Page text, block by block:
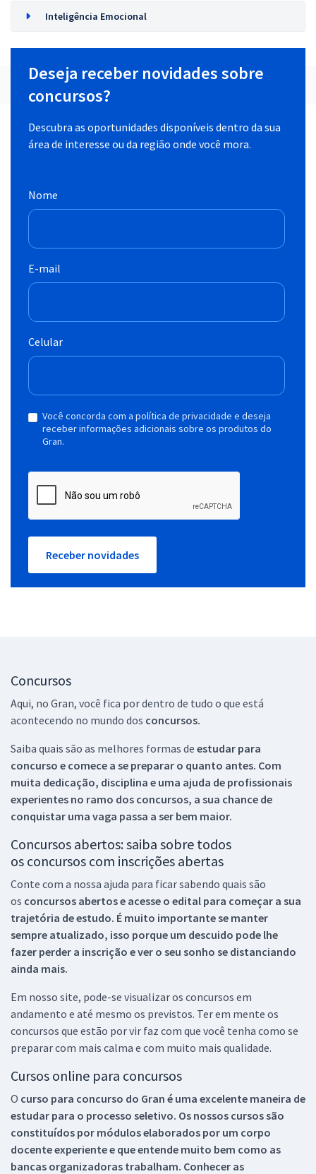
Inteligência Emocional
Deseja receber novidades sobre
concursos?
Descubra as oportunidades disponíveis dentro da sua
área de interesse ou da região onde você mora.
Nome
E-mail
Celular
Você concorda com a política de privacidade e deseja
receber informações adicionais sobre os produtos do
Gran.
Receber novidades
Concursos
Aqui, no Gran, você fica por dentro de tudo o que está
acontecendo no mundo dos concursos.
Saiba quais são as melhores formas de estudar para
concurso e comece a se preparar o quanto antes. Com
muita dedicação, disciplina e uma ajuda de profissionais
experientes no ramo dos concursos, a sua chance de
conquistar uma vaga passa a ser bem maior.
Concursos abertos: saiba sobre todos
os concursos com inscrições abertas
Conte com a nossa ajuda para ficar sabendo quais são
os concursos abertos e acesse o edital para começar a sua
trajetória de estudo. É muito importante se manter
sempre atualizado, isso porque um descuido pode lhe
fazer perder a inscrição e ver o seu sonho se distanciando
ainda mais.
Em nosso site, pode-se visualizar os concursos em
andamento e até mesmo os previstos. Ter em mente os
concursos que estão por vir faz com que você tenha como se
preparar com mais calma e com muito mais qualidade.
Cursos online para concursos
O curso para concurso do Gran é uma excelente maneira de
estudar para o processo seletivo. Os nossos cursos são
constituídos por módulos elaborados por um corpo
docente experiente e que entende muito bem como as
bancas organizadoras trabalham. Conhecer as